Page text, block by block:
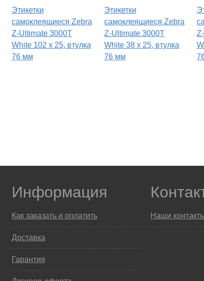
Этикетки
самоклеящиеся Zebra
Z-Ultimate 3000T
White 102 x 25, втулка
76 мм
Этикетки
самоклеящиеся Zebra
Z-Ultimate 3000T
White 38 x 25, втулка
76 мм
Информация
Как заказать и оплатить
Доставка
Гарантия
Наши